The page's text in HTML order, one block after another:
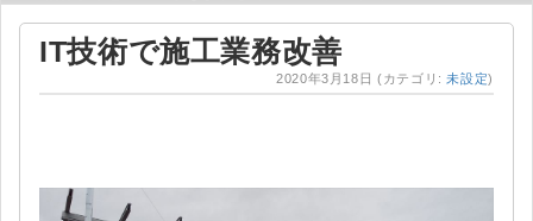
IT技術で施工業務改善
2020年3月18日 (カテゴリ:未設定)